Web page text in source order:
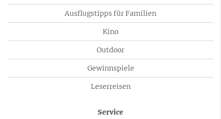
Ausflugstipps für Familien
Kino
Outdoor
Gewinnspiele
Leserreisen
Service